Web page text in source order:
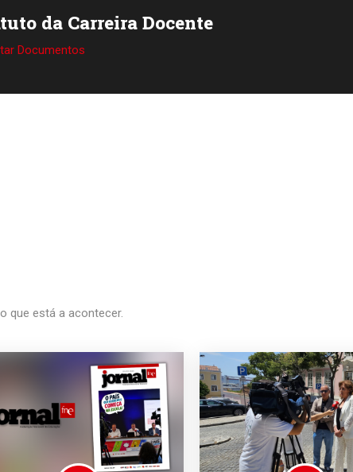
da Carreira Docente
Documentos
que está a acontecer.